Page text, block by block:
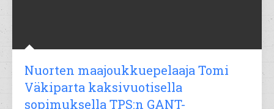
Nuorten maajoukkuepelaaja Tomi
Väkiparta kaksivuotisella
sopimuksella TPS:n GANT-